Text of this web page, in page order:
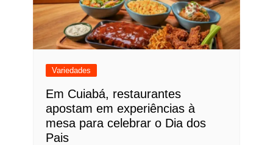
Variedades
Em Cuiabá, restaurantes
apostam em experiências à
mesa para celebrar o Dia dos
Pais